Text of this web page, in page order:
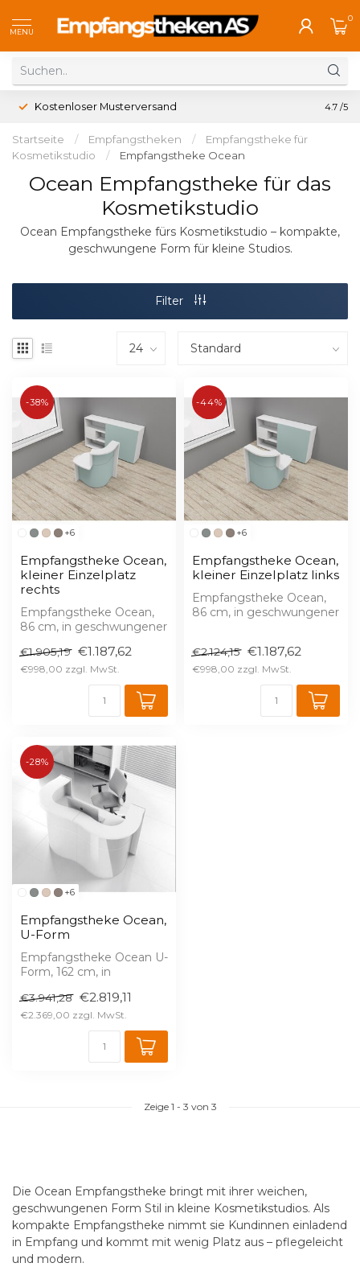
MENU
0
Kostenloser Musterversand 4.7 /5
Startseite / Empfangstheken /
Empfangstheke für
Kosmetikstudio
/ Empfangstheke Ocean
Ocean Empfangstheke für das
Kosmetikstudio
Ocean Empfangstheke fürs Kosmetikstudio – kompakte,
geschwungene Form für kleine Studios.
Filter
+6
-38%
Empfangstheke Ocean,
kleiner Einzelplatz
rechts
Empfangstheke Ocean,
86 cm, in geschwungener
Einzelplatz ...
€1.905,19 €1.187,62
€998,00
+6
-44%
Empfangstheke Ocean,
kleiner Einzelplatz links
Empfangstheke Ocean,
86 cm, in geschwungener
€2.124,15 €1.187,62
€998,00
+6
-28%
Empfangstheke Ocean,
U-Form
Empfangstheke Ocean U-
Form, 162 cm, in
Wellenform – zwei
Arbeitspl...
€3.941,28 €2.819,11
€2.369,00
Zeige 1 - 3 von 3
Die Ocean Empfangstheke bringt mit ihrer weichen,
geschwungenen Form Stil in kleine Kosmetikstudios. Als
kompakte Empfangstheke nimmt sie Kundinnen einladend
in Empfang und kommt mit wenig Platz aus – pflegeleicht
und modern.